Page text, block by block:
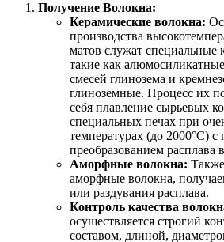
Получение Волокна:
Керамические волокна:
производства
матов служат специальные
такие как
смесей глинозема и
глиноземные. Процесс их
себя плавление сырьевых
специальных печах при
температурах (до 2000°C)
преобразованием расплава
Аморфные волокна:
аморфные волокна,
или раздувания расплава.
Контроль качества
осуществляется строгий
составом, длиной,